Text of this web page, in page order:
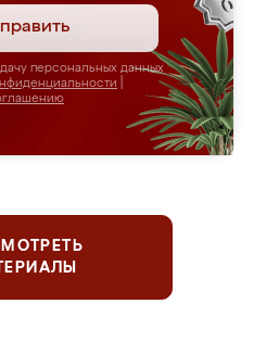
персональных данных